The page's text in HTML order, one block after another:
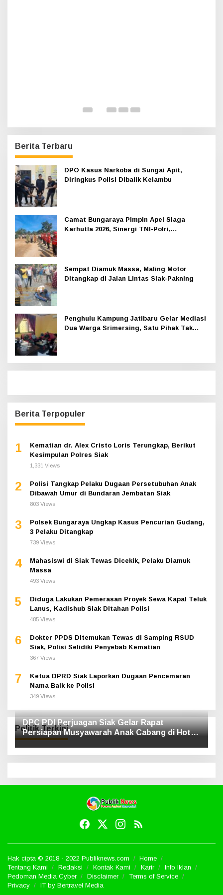
Berita Terbaru
DPO Kasus Narkoba di Sungai Apit,
Diringkus Polisi Dibalik Kelambu
Camat Bungaraya Pimpin Apel Siaga
Karhutla 2026, Sinergi TNI-Polri,
Sempat Diamuk Massa, Maling Motor
Ditangkap di Jalan Lintas Siak-Pakning
Penghulu Kampung Jatibaru Gelar Mediasi
Dua Warga Srimersing, Satu Pihak Tak
Berita Terpopuler
1
Kematian dr. Alex Cristo Loris Terungkap, Berikut
Kesimpulan Polres Siak
1,331 Views
2
Polisi Tangkap Pelaku Dugaan Persetubuhan Anak
Dibawah Umur di Bundaran Jembatan Siak
803 Views
3
Polsek Bungaraya Ungkap Kasus Pencurian Gudang,
3 Pelaku Ditangkap
739 Views
4
Mahasiswi di Siak Tewas Dicekik, Pelaku Diamuk
Massa
493 Views
5
Diduga Lakukan Pemerasan Proyek Sewa Kapal Teluk
Lanus, Kadishub Siak Ditahan Polisi
485 Views
6
Dokter PPDS Ditemukan Tewas di Samping RSUD
Siak, Polisi Selidiki Penyebab Kematian
367 Views
7
Ketua DPRD Siak Laporkan Dugaan Pencemaran
Nama Baik ke Polisi
349 Views
Politik Terkini
DPC PDI Perjuagan Siak Gelar Rapat
Persiapan Musyawarah Anak Cabang di Hotel
Luxe
Hak cipta © 2018 - 2022 Publiknews.com
Home
Tentang Kami
Redaksi Kontak Kami Karir
Info Iklan
Pedoman Media Cyber
Disclaimer
Terms of Service
Privacy
IT by Bertravel Media